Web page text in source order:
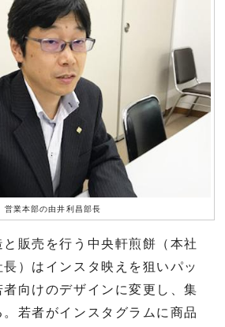
営業本部の由井利昌部長
販売を行う中央軒煎餅（本社
）はインスタ映えを狙いパッ
向けのデザインに変更し、集
若者がインスタグラムに商品